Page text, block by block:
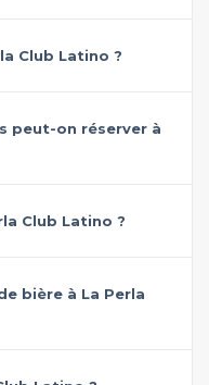
Club Latino ?
peut-on réserver à
Club Latino ?
bière à La Perla